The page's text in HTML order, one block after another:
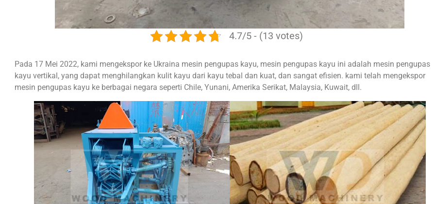
4.7/5 - (13 votes)
Pada 17 Mei 2022, kami mengekspor ke Ukraina mesin pengupas kayu, mesin pengupas kayu ini adalah mesin pengupas
kayu vertikal, yang dapat menghilangkan kulit kayu dari kayu tebal dan kuat, dan sangat efisien. kami telah mengekspor
mesin pengupas kayu ke berbagai negara seperti Chile, Yunani, Amerika Serikat, Malaysia, Kuwait, dll.